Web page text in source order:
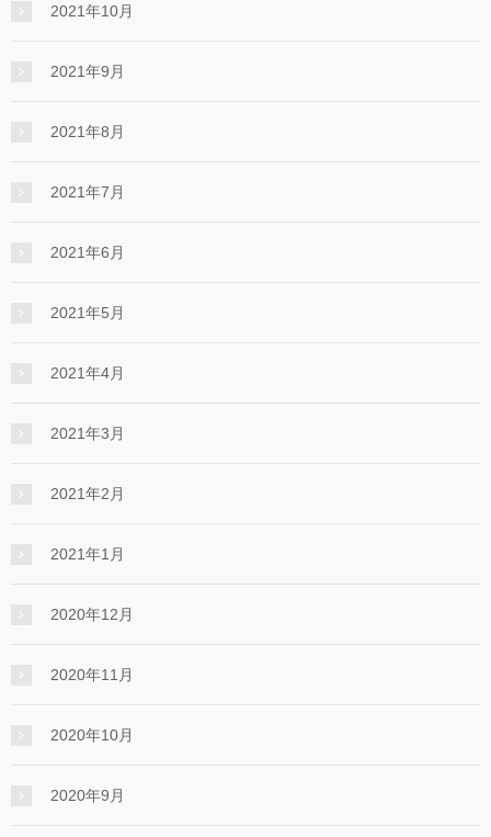
2021年10月
2021年9月
2021年8月
2021年7月
2021年6月
2021年5月
2021年4月
2021年3月
2021年2月
2021年1月
2020年12月
2020年11月
2020年10月
2020年9月